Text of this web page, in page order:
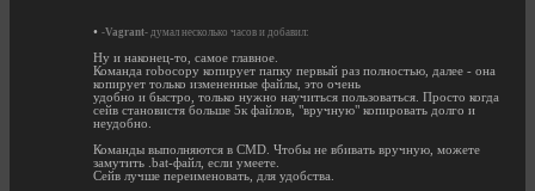
• -Vagrant- думал несколько часов и добавил:
Ну и наконец-то, самое главное.
Команда robocopy копирует папку первый раз полностью, далее - она
копирует только измененные файлы, это очень
удобно и быстро, только нужно научиться пользоваться. Просто когда
сейв становистя больше 5к файлов, "вручную" копировать долго и
неудобно.
Команды выполняются в CMD. Чтобы не вбивать вручную, можете
замутить .bat-файл, если умеете.
Сейв лучше переименовать, для удобства.